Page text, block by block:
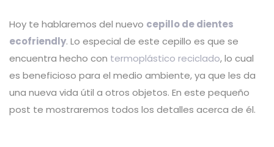
Hoy te hablaremos del nuevo cepillo de dientes
ecofriendly. Lo especial de este cepillo es que se
encuentra hecho con termoplástico reciclado, lo cual
es beneficioso para el medio ambiente, ya que les da
una nueva vida útil a otros objetos. En este pequeño
post te mostraremos todos los detalles acerca de él.